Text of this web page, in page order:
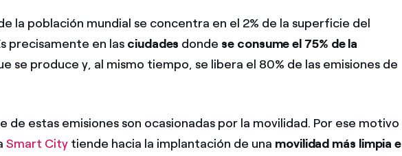
la población mundial se concentra en el 2% de la superficie del
precisamente en las ciudades donde se consume el 75% de la
se produce y, al mismo tiempo, se libera el 80% de las emisiones de
de estas emisiones son ocasionadas por la movilidad. Por ese motivo
Smart City tiende hacia la implantación de una movilidad más limpia e